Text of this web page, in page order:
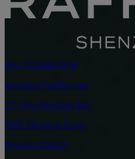
(86) 755 8666 8666
shenzhen@raffles.com
T7, One Shenzhen Bay
3008 Zhongxin Road
Nanshan District